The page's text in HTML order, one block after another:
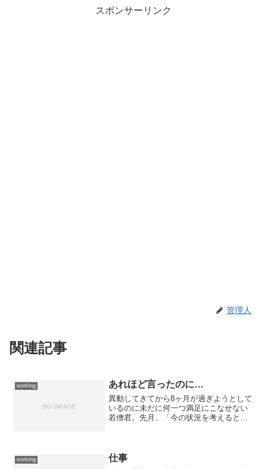
スポンサーリンク
管理人
関連記事
working あれほど言ったのに…
異動してきてから8ヶ月が過ぎようとして
いるのに未だに何一つ満足にこなせない
若僧君。先月、「今の状況を考えると単
ハム戦を見に行ったらし...
working 仕事